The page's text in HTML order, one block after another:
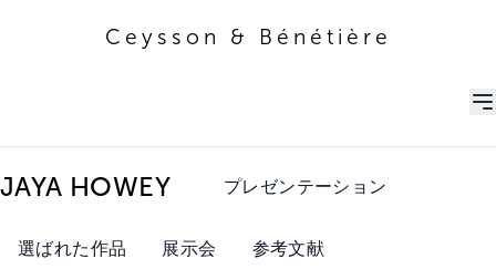
Ceysson & Bénétière
JAYA HOWEY プレゼンテーション
選ばれた作品 展示会 参考文献